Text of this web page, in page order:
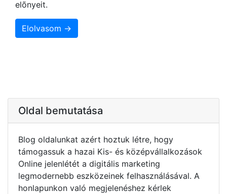
elõnyeit.
Elolvasom →
Oldal bemutatása
Blog oldalunkat azért hoztuk létre, hogy
támogassuk a hazai Kis- és középvállalkozások
Online jelenlétét a digitális marketing
legmodernebb eszközeinek felhasználásával. A
honlapunkon való megjelenéshez kérlek